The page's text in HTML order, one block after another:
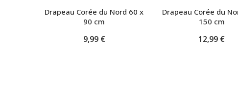
Drapeau Corée du Nord 60 x
90 cm
9,99 €
Drapeau Corée du
150 cm
12,99 €